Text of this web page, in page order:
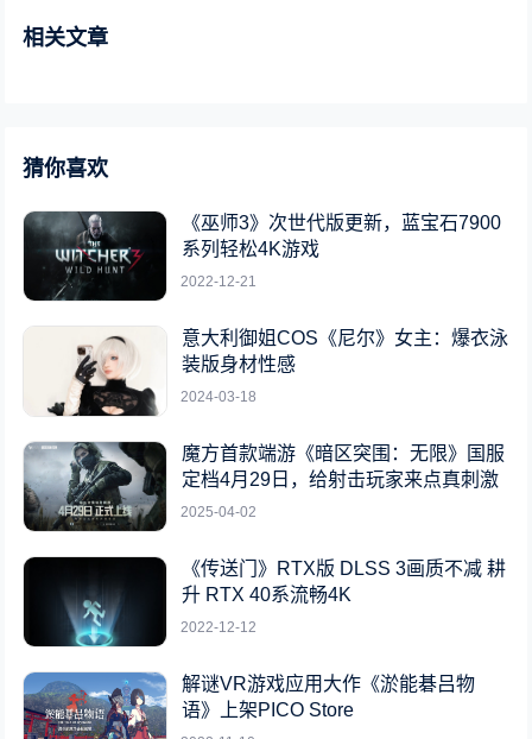
相关文章
猜你喜欢
《巫师3》次世代版更新，蓝宝石7900
系列轻松4K游戏
2022-12-21
意大利御姐COS《尼尔》女主：爆衣泳
装版身材性感
2024-03-18
魔方首款端游《暗区突围：无限》国服
定档4月29日，给射击玩家来点真刺激
2025-04-02
《传送门》RTX版 DLSS 3画质不减 耕
升 RTX 40系流畅4K
2022-12-12
解谜VR游戏应用大作《淤能碁吕物
语》上架PICO Store